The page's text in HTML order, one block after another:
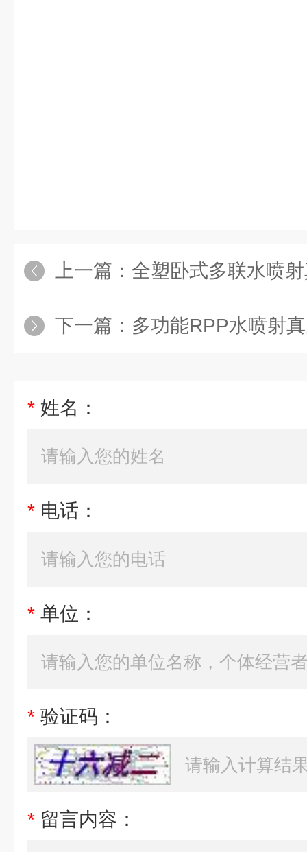
上一篇： 全塑卧式多联水喷
下一篇： 多功能RPP水喷射
* 姓名：
* 电话：
* 单位：
* 验证码：
* 留言内容：